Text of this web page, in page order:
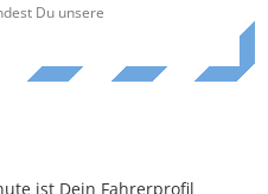
Du unsere
ist Dein Fahrerprofil